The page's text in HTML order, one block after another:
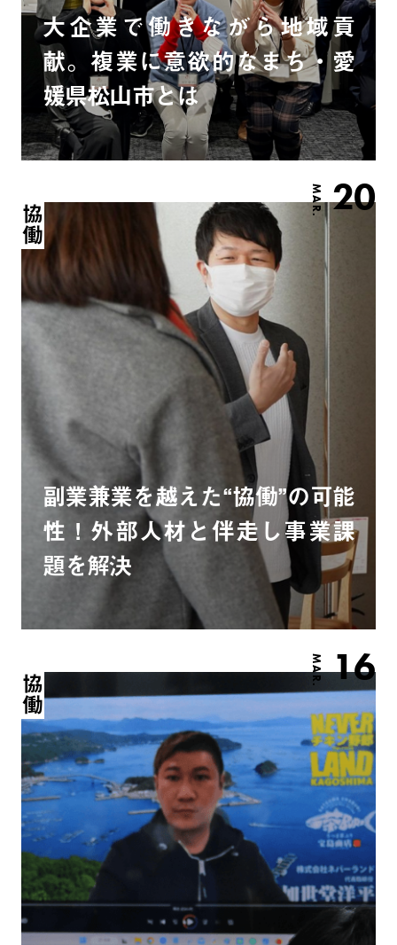
大企業で働きながら地域貢
献。複業に意欲的なまち・愛
媛県松山市とは
MAR. 20
協働
副業兼業を越えた“協働”の可能
性！外部人材と伴走し事業課
題を解決
MAR. 16
協働